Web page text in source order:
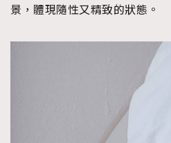
景，體現隨性又精致的狀態。